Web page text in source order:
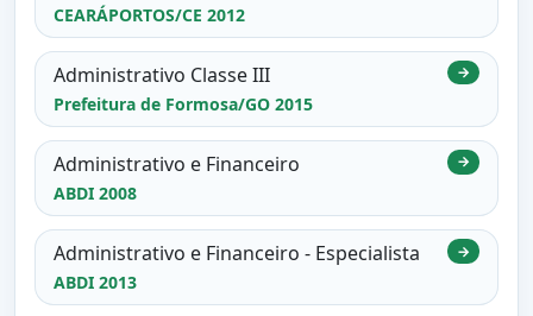
CEARÁPORTOS/CE 2012
Administrativo Classe III
Prefeitura de Formosa/GO 2015
→
Administrativo e Financeiro
ABDI 2008
→
Administrativo e Financeiro - Especialista
ABDI 2013
→